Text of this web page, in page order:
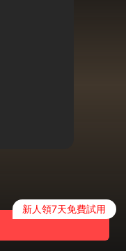
新人領7天免費試用